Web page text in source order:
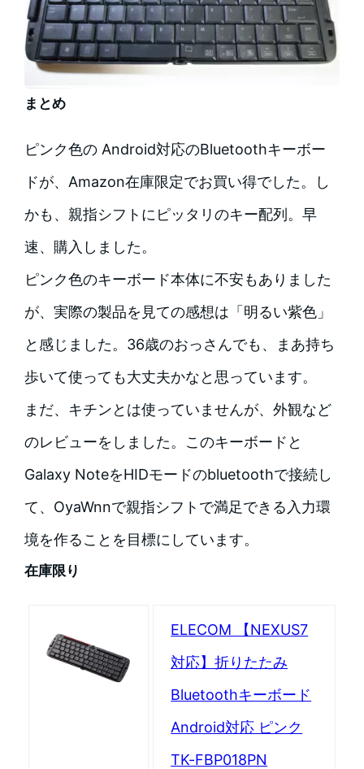
まとめ
ピンク色の Android対応のBluetoothキーボー
ドが、Amazon在庫限定でお買い得でした。し
かも、親指シフトにピッタリのキー配列。早
速、購入しました。
ピンク色のキーボード本体に不安もありました
が、実際の製品を見ての感想は「明るい紫色」
と感じました。36歳のおっさんでも、まあ持ち
歩いて使っても大丈夫かなと思っています。
まだ、キチンとは使っていませんが、外観など
のレビューをしました。このキーボードと
Galaxy NoteをHIDモードのbluetoothで接続し
て、OyaWnnで親指シフトで満足できる入力環
境を作ることを目標にしています。
在庫限り
ELECOM 【NEXUS7
対応】折りたたみ
Bluetoothキーボード
Android対応 ピンク
TK-FBP018PN